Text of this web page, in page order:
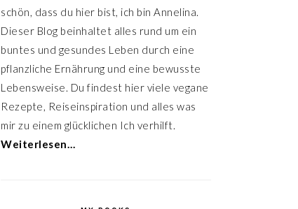
schön, dass du hier bist, ich bin Annelina.
Dieser Blog beinhaltet alles rund um ein
buntes und gesundes Leben durch eine
pflanzliche Ernährung und eine bewusste
Lebensweise. Du findest hier viele vegane
Rezepte, Reiseinspiration und alles was
mir zu einem glücklichen Ich verhilft.
Weiterlesen…